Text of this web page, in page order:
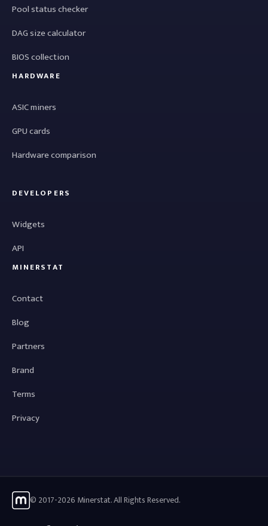
Pool status checker
DAG size calculator
BIOS collection
HARDWARE
ASIC miners
GPU cards
Hardware comparison
DEVELOPERS
Widgets
API
MINERSTAT
Contact
Blog
Partners
Brand
Terms
Privacy
© 2017-2026 Minerstat. All Rights Reserved.